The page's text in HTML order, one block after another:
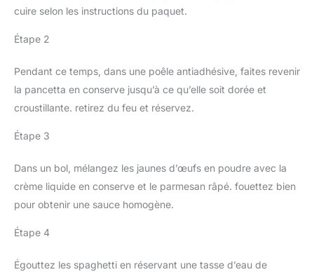
cuire selon les instructions du paquet.
Étape 2
Pendant ce temps, dans une poêle antiadhésive, faites revenir
la pancetta en conserve jusqu’à ce qu’elle soit dorée et
croustillante. retirez du feu et réservez.
Étape 3
Dans un bol, mélangez les jaunes d’œufs en poudre avec la
crème liquide en conserve et le parmesan râpé. fouettez bien
pour obtenir une sauce homogène.
Étape 4
Égouttez les spaghetti en réservant une tasse d’eau de